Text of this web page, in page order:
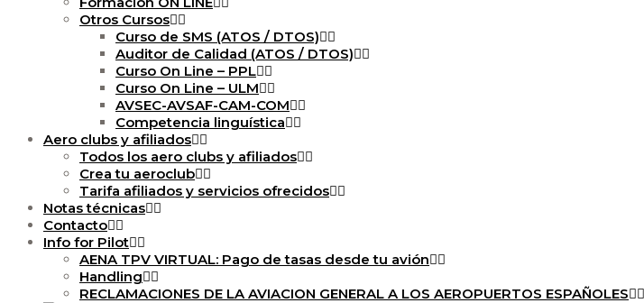
Otros Cursos
Curso de SMS (ATOS / DTOS)
Auditor de Calidad (ATOS / DTOS)
Curso On Line – PPL
Curso On Line – ULM
AVSEC-AVSAF-CAM-COM
Competencia linguística
Aero clubs y afiliados
Todos los aero clubs y afiliados
Crea tu aeroclub
Tarifa afiliados y servicios ofrecidos
Notas técnicas
Contacto
Info for Pilot
AENA TPV VIRTUAL: Pago de tasas desde tu avión
Handling
RECLAMACIONES DE LA AVIACION GENERAL A LOS AEROPUERTOS ESPAÑOLES